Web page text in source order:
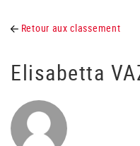
Retour aux classement
Elisabetta